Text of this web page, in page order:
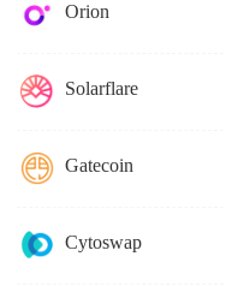
Orion
Solarflare
Gatecoin
Cytoswap